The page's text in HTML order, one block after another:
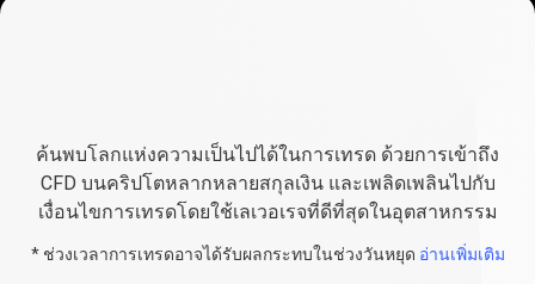
การ
ลงทุน
ด้วย
การเทรด CFD บนคริปโต
ค้นพบโลกแห่งความเป็นไปได้ในการเทรด ด้วยการเข้าถึง
CFD บนคริปโตหลากหลายสกุลเงิน และเพลิดเพลินไปกับ
เงื่อนไขการเทรดโดยใช้เลเวอเรจที่ดีที่สุดในอุตสาหกรรม
* ช่วงเวลาการเทรดอาจได้รับผลกระทบในช่วงวันหยุด อ่านเพิ่มเติม